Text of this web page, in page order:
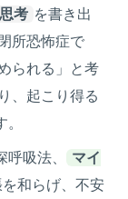
考 を書き出
所恐怖症で
られる」と考
、起こり得る
呼吸法、
マイ
和らげ、不安